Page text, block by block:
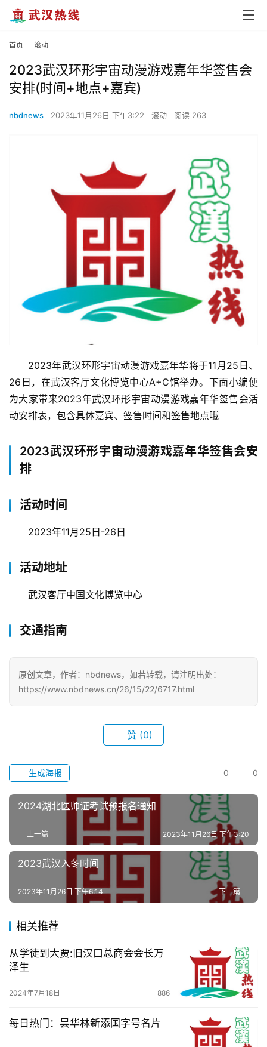
武
汉
旅
动
生
活
科
首页 滚动
2023武汉环形宇宙动漫游戏嘉年华签售会
安排(时间+地点+嘉宾)
nbdnews 2023年11月26日 下午3:22 滚动 阅读 263
2023年武汉环形宇宙动漫游戏嘉年华将于11月25日、
26日，在武汉客厅文化博览中心A+C馆举办。下面小编便
为大家带来2023年武汉环形宇宙动漫游戏嘉年华签售会活
动安排表，包含具体嘉宾、签售时间和签售地点哦
2023武汉环形宇宙动漫游戏嘉年华签售会安
排
活动时间
2023年11月25日-26日
活动地址
武汉客厅中国文化博览中心
交通指南
原创文章，作者：nbdnews，如若转载，请注明出处：
https://www.nbdnews.cn/26/15/22/6717.html
赞 (0)
0 0
生成海报
2024湖北医师证考试预报名通知
上一篇 2023年11月26日 下午3:20
2023武汉入冬时间
下一篇
2023年11月26日 下午6:14
相关推荐
从学徒到大贾:旧汉口总商会会长万
泽生
2024年7月18日 886
每日热门：昙华林新添国字号名片